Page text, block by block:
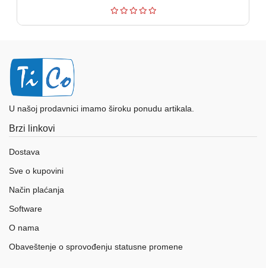
U našoj prodavnici imamo široku ponudu artikala.
Brzi linkovi
Dostava
Sve o kupovini
Način plaćanja
Software
O nama
Obaveštenje o sprovođenju statusne promene